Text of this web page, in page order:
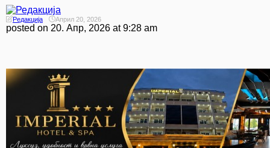
Редакција Април 20, 2026
posted on 20. Апр, 2026 at 9:28 am